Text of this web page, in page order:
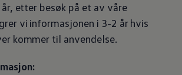
etter besøk på et av våre
vi informasjonen i 3-2 år hvis
kommer til anvendelse.